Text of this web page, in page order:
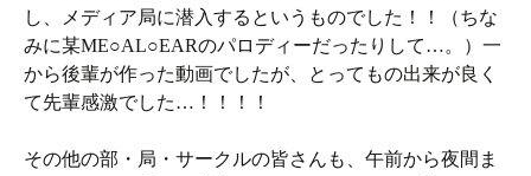
し、メディア局に潜入するというものでした！！（ちな
みに某ME○AL○EARのパロディーだったりして…。）一
から後輩が作った動画でしたが、とってもの出来が良く
て先輩感激でした…！！！！
その他の部・局・サークルの皆さんも、午前から夜間ま